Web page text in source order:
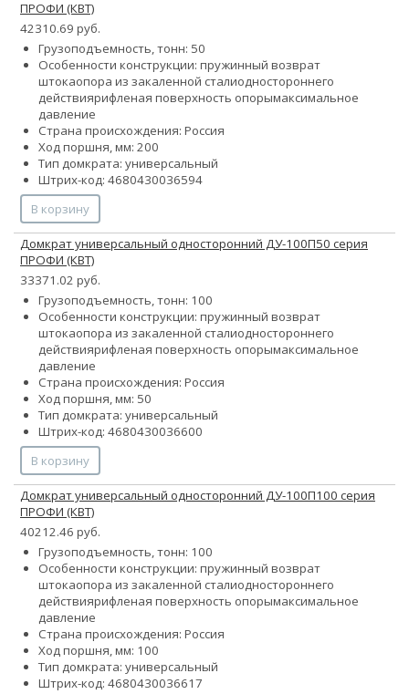
ПРОФИ (КВТ)
42310.69 руб.
Грузоподъемность, тонн: 50
Особенности конструкции: пружинный возврат
штокаопора из закаленной сталиодностороннего
действиярифленая поверхность опорымаксимальное
давление
Страна происхождения: Россия
Ход поршня, мм: 200
Тип домкрата: универсальный
Штрих-код: 4680430036594
В корзину
Домкрат универсальный односторонний ДУ-100П50 серия
ПРОФИ (КВТ)
33371.02 руб.
Грузоподъемность, тонн: 100
Особенности конструкции: пружинный возврат
штокаопора из закаленной сталиодностороннего
действиярифленая поверхность опорымаксимальное
давление
Страна происхождения: Россия
Ход поршня, мм: 50
Тип домкрата: универсальный
Штрих-код: 4680430036600
В корзину
Домкрат универсальный односторонний ДУ-100П100 серия
ПРОФИ (КВТ)
40212.46 руб.
Грузоподъемность, тонн: 100
Особенности конструкции: пружинный возврат
штокаопора из закаленной сталиодностороннего
действиярифленая поверхность опорымаксимальное
давление
Страна происхождения: Россия
Ход поршня, мм: 100
Тип домкрата: универсальный
Штрих-код: 4680430036617